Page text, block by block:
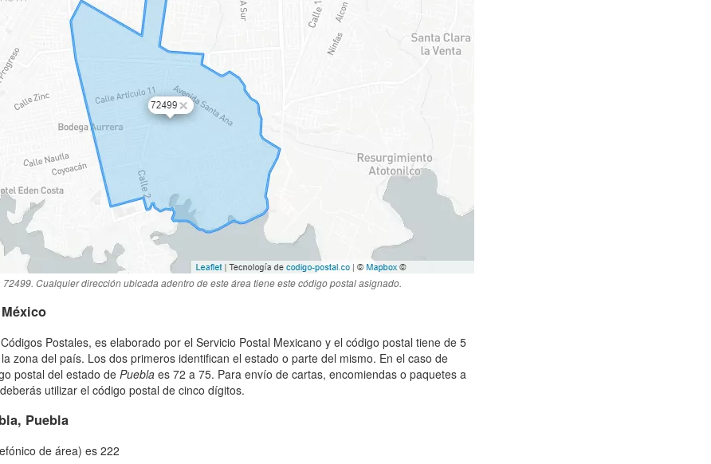
Cualquier dirección ubicada adentro de este área tiene este código postal asignado.
Postales, es elaborado por el Servicio Postal Mexicano y el código postal tiene de 5
zona del país. Los dos primeros identifican el estado o parte del mismo. En el caso de
postal del estado de Puebla es 72 a 75. Para envío de cartas, encomiendas o paquetes a
utilizar el código postal de cinco dígitos.
Puebla
de área) es 222